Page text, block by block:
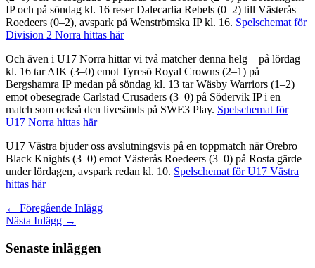
IP och på söndag kl. 16 reser Dalecarlia Rebels (0–2) till Västerås
Roedeers (0–2), avspark på Wenströmska IP kl. 16. Spelschemat för
Division 2 Norra hittas här
Och även i U17 Norra hittar vi två matcher denna helg – på lördag
kl. 16 tar AIK (3–0) emot Tyresö Royal Crowns (2–1) på
Bergshamra IP medan på söndag kl. 13 tar Wäsby Warriors (1–2)
emot obesegrade Carlstad Crusaders (3–0) på Södervik IP i en
match som också den livesänds på SWE3 Play. Spelschemat för
U17 Norra hittas här
U17 Västra bjuder oss avslutningsvis på en toppmatch när Örebro
Black Knights (3–0) emot Västerås Roedeers (3–0) på Rosta gärde
under lördagen, avspark redan kl. 10. Spelschemat för U17 Västra
hittas här
← Föregående Inlägg
Nästa Inlägg →
Senaste inläggen